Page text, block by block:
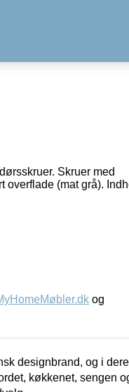
Skruer med
(mat grå).
og
designbrand, og i
køkkenet, sengen